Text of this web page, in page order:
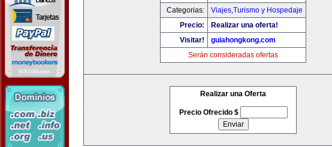
Categorias:
Viajes,Turismo y Hospedaje
Precio:
Realizar una oferta!
Visitar!
guiahongkong.com
Serán consideradas ofertas
Realizar una Oferta
Precio Ofrecido $